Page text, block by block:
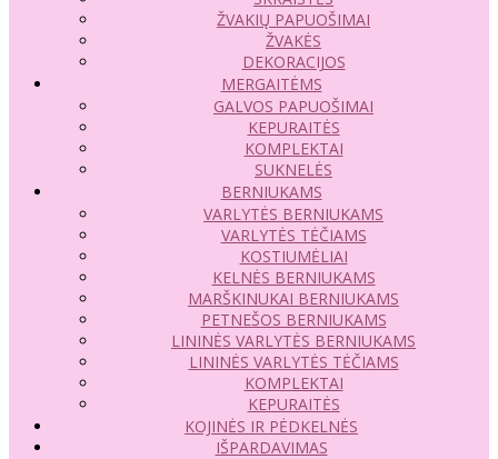
ŽVAKIŲ PAPUOŠIMAI
ŽVAKĖS
DEKORACIJOS
MERGAITĖMS
GALVOS PAPUOŠIMAI
KEPURAITĖS
KOMPLEKTAI
SUKNELĖS
BERNIUKAMS
VARLYTĖS BERNIUKAMS
VARLYTĖS TĖČIAMS
KOSTIUMĖLIAI
KELNĖS BERNIUKAMS
MARŠKINUKAI BERNIUKAMS
PETNEŠOS BERNIUKAMS
LININĖS VARLYTĖS BERNIUKAMS
LININĖS VARLYTĖS TĖČIAMS
KOMPLEKTAI
KEPURAITĖS
KOJINĖS IR PĖDKELNĖS
IŠPARDAVIMAS